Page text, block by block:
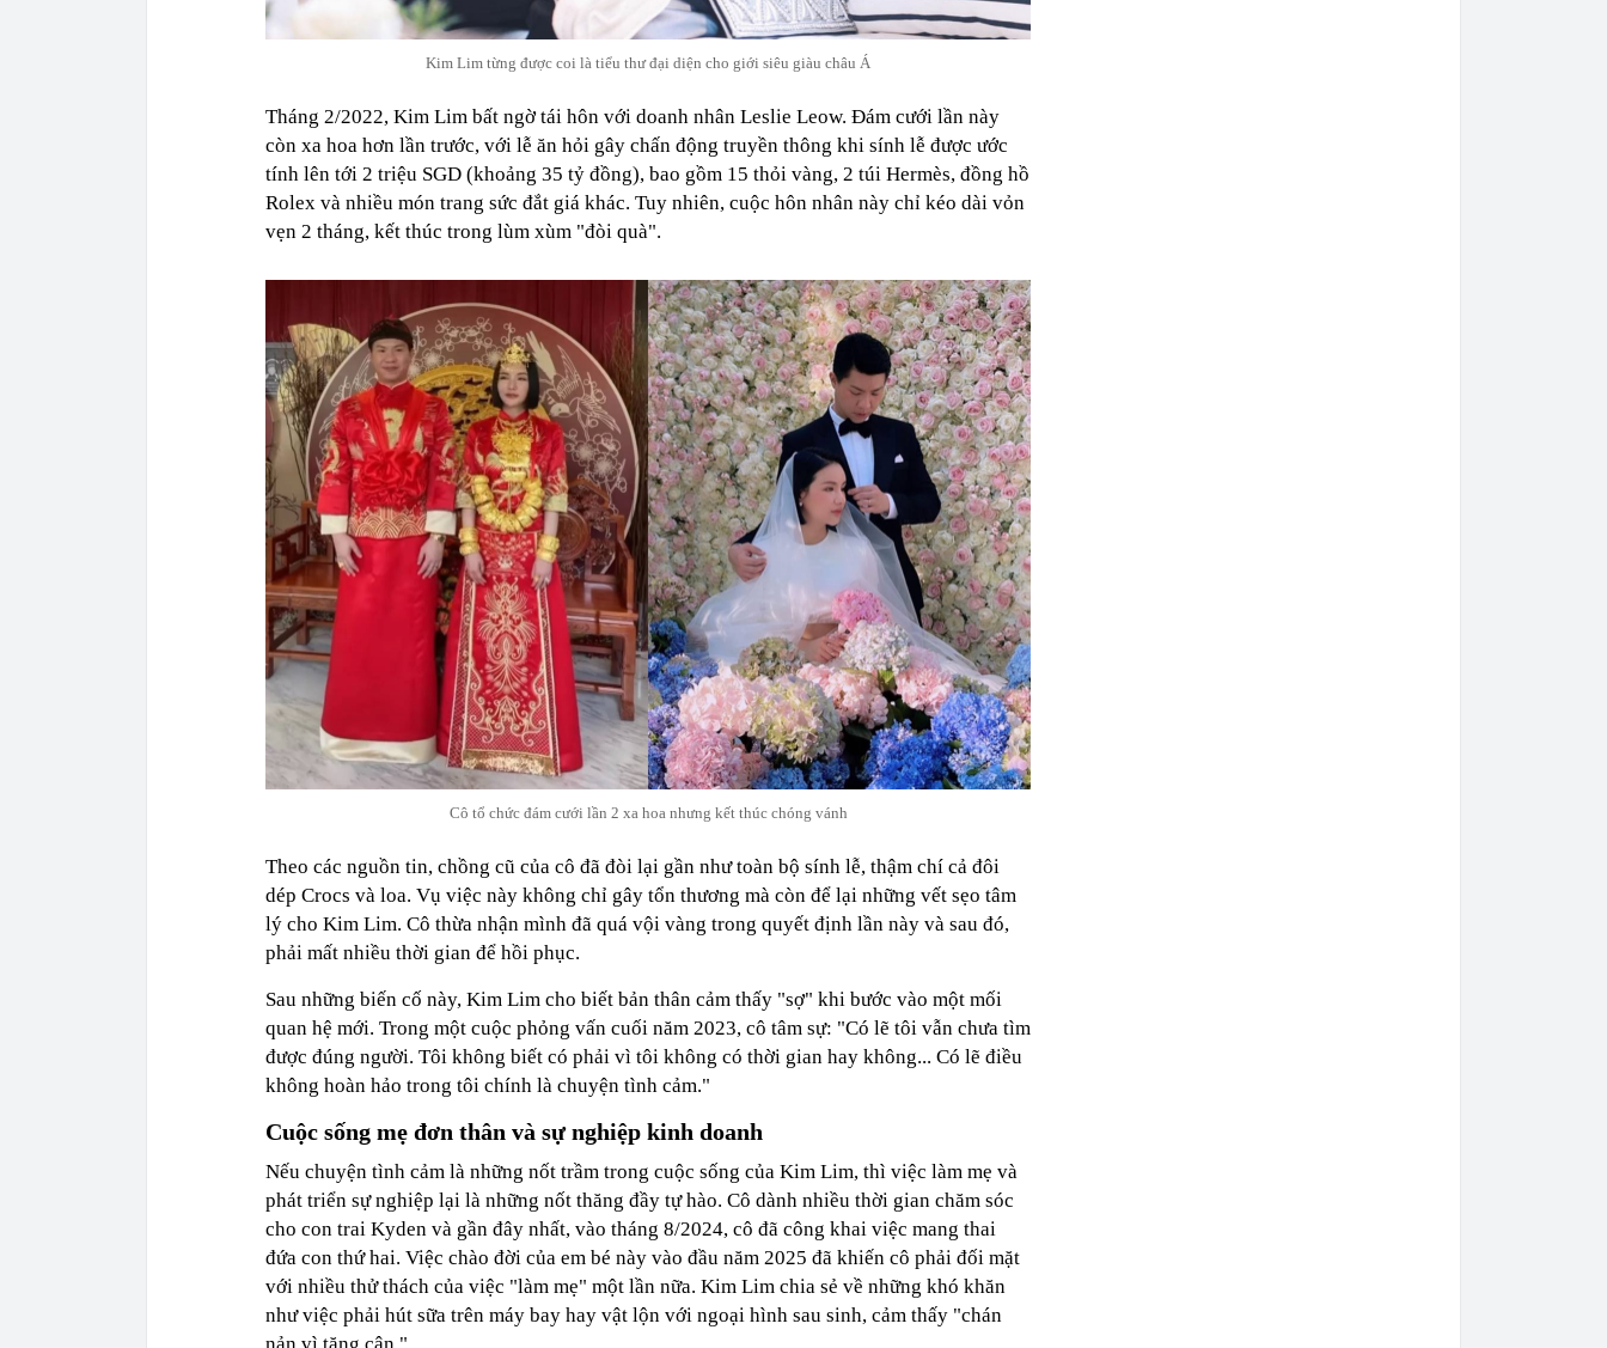
Kim Lim từng được coi là tiểu thư đại diện cho giới siêu giàu châu Á
Tháng 2/2022, Kim Lim bất ngờ tái hôn với doanh nhân Leslie Leow. Đám cưới lần này
còn xa hoa hơn lần trước, với lễ ăn hỏi gây chấn động truyền thông khi sính lễ được ước
tính lên tới 2 triệu SGD (khoảng 35 tỷ đồng), bao gồm 15 thỏi vàng, 2 túi Hermès, đồng hồ
Rolex và nhiều món trang sức đắt giá khác. Tuy nhiên, cuộc hôn nhân này chỉ kéo dài vỏn
vẹn 2 tháng, kết thúc trong lùm xùm "đòi quà".
Cô tổ chức đám cưới lần 2 xa hoa nhưng kết thúc chóng vánh
Theo các nguồn tin, chồng cũ của cô đã đòi lại gần như toàn bộ sính lễ, thậm chí cả đôi
dép Crocs và loa. Vụ việc này không chỉ gây tổn thương mà còn để lại những vết sẹo tâm
lý cho Kim Lim. Cô thừa nhận mình đã quá vội vàng trong quyết định lần này và sau đó,
phải mất nhiều thời gian để hồi phục.
Sau những biến cố này, Kim Lim cho biết bản thân cảm thấy "sợ" khi bước vào một mối
quan hệ mới. Trong một cuộc phỏng vấn cuối năm 2023, cô tâm sự: "Có lẽ tôi vẫn chưa tìm
được đúng người. Tôi không biết có phải vì tôi không có thời gian hay không... Có lẽ điều
không hoàn hảo trong tôi chính là chuyện tình cảm."
Cuộc sống mẹ đơn thân và sự nghiệp kinh doanh
Nếu chuyện tình cảm là những nốt trầm trong cuộc sống của Kim Lim, thì việc làm mẹ và
phát triển sự nghiệp lại là những nốt thăng đầy tự hào. Cô dành nhiều thời gian chăm sóc
cho con trai Kyden và gần đây nhất, vào tháng 8/2024, cô đã công khai việc mang thai
đứa con thứ hai. Việc chào đời của em bé này vào đầu năm 2025 đã khiến cô phải đối mặt
với nhiều thử thách của việc "làm mẹ" một lần nữa. Kim Lim chia sẻ về những khó khăn
như việc phải hút sữa trên máy bay hay vật lộn với ngoại hình sau sinh, cảm thấy "chán